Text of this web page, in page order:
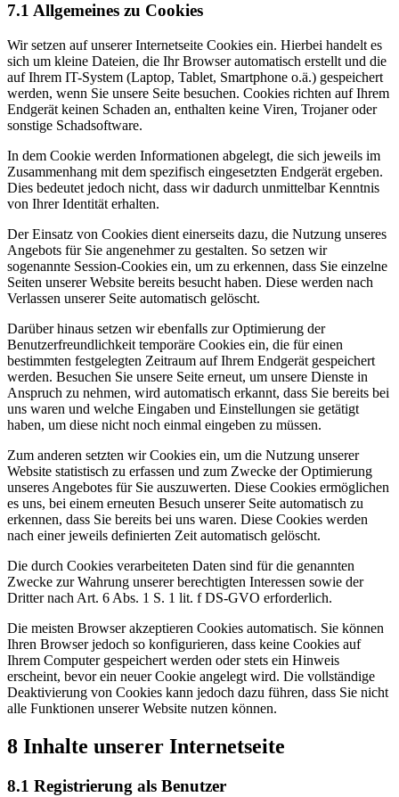
7.1 Allgemeines zu Cookies
Wir setzen auf unserer Internetseite Cookies ein. Hierbei handelt es
sich um kleine Dateien, die Ihr Browser automatisch erstellt und die
auf Ihrem IT-System (Laptop, Tablet, Smartphone o.ä.) gespeichert
werden, wenn Sie unsere Seite besuchen. Cookies richten auf Ihrem
Endgerät keinen Schaden an, enthalten keine Viren, Trojaner oder
sonstige Schadsoftware.
In dem Cookie werden Informationen abgelegt, die sich jeweils im
Zusammenhang mit dem spezifisch eingesetzten Endgerät ergeben.
Dies bedeutet jedoch nicht, dass wir dadurch unmittelbar Kenntnis
von Ihrer Identität erhalten.
Der Einsatz von Cookies dient einerseits dazu, die Nutzung unseres
Angebots für Sie angenehmer zu gestalten. So setzen wir
sogenannte Session-Cookies ein, um zu erkennen, dass Sie einzelne
Seiten unserer Website bereits besucht haben. Diese werden nach
Verlassen unserer Seite automatisch gelöscht.
Darüber hinaus setzen wir ebenfalls zur Optimierung der
Benutzerfreundlichkeit temporäre Cookies ein, die für einen
bestimmten festgelegten Zeitraum auf Ihrem Endgerät gespeichert
werden. Besuchen Sie unsere Seite erneut, um unsere Dienste in
Anspruch zu nehmen, wird automatisch erkannt, dass Sie bereits bei
uns waren und welche Eingaben und Einstellungen sie getätigt
haben, um diese nicht noch einmal eingeben zu müssen.
Zum anderen setzten wir Cookies ein, um die Nutzung unserer
Website statistisch zu erfassen und zum Zwecke der Optimierung
unseres Angebotes für Sie auszuwerten. Diese Cookies ermöglichen
es uns, bei einem erneuten Besuch unserer Seite automatisch zu
erkennen, dass Sie bereits bei uns waren. Diese Cookies werden
nach einer jeweils definierten Zeit automatisch gelöscht.
Die durch Cookies verarbeiteten Daten sind für die genannten
Zwecke zur Wahrung unserer berechtigten Interessen sowie der
Dritter nach Art. 6 Abs. 1 S. 1 lit. f DS-GVO erforderlich.
Die meisten Browser akzeptieren Cookies automatisch. Sie können
Ihren Browser jedoch so konfigurieren, dass keine Cookies auf
Ihrem Computer gespeichert werden oder stets ein Hinweis
erscheint, bevor ein neuer Cookie angelegt wird. Die vollständige
Deaktivierung von Cookies kann jedoch dazu führen, dass Sie nicht
alle Funktionen unserer Website nutzen können.
8 Inhalte unserer Internetseite
8.1 Registrierung als Benutzer